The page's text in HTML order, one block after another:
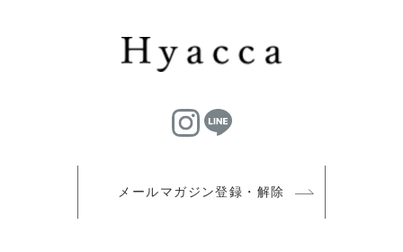
メールマガジン登録・解除